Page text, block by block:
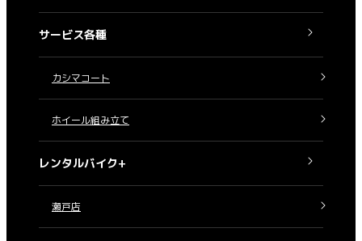
サービス各種
カシマコート
ホイール組み立て
レンタルバイク+
瀬戸店